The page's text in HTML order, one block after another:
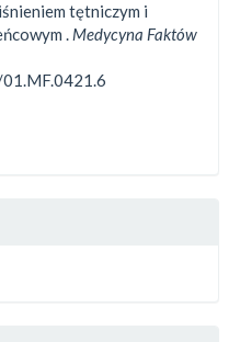
tętniczym i
. Medycyna Faktów